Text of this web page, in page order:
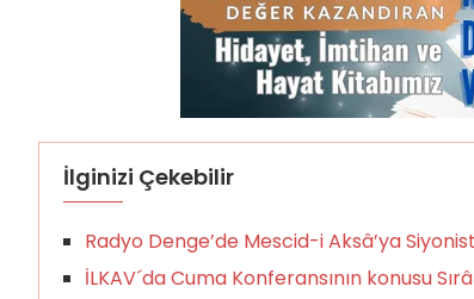
İlginizi Çekebilir
Radyo Denge’de Mescid-i Aksâ’ya
İLKAV´da Cuma Konferansının konusu